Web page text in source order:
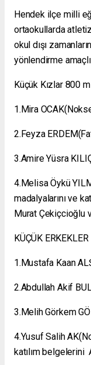
Hendek ilçe milli
ortaokullarda
okul dışı
yönlendirme
Küçük Kızlar 800
1.Mira
2.Feyza
3.Amire Yüsra
4.Melisa Öykü
madalyalarını ve
Murat Çekiçcioğlu
KÜÇÜK
1.Mustafa Kaan
2.Abdullah Akif
3.Melih Görkem
4.Yusuf Salih
katılım belgelerini